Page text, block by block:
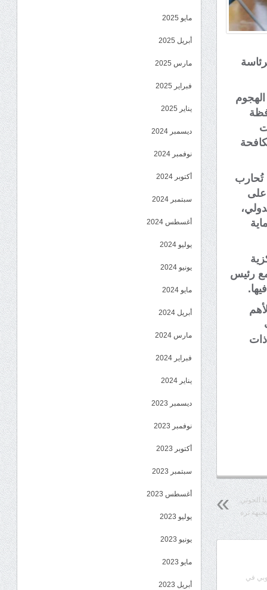
تُحارب
على
مع رئيس
الحوثي
بجبهة ثره
في
مايو 2025
أبريل 2025
مارس 2025
فبراير 2025
يناير 2025
ديسمبر 2024
نوفمبر 2024
أكتوبر 2024
سبتمبر 2024
أغسطس 2024
يوليو 2024
يونيو 2024
مايو 2024
أبريل 2024
مارس 2024
فبراير 2024
يناير 2024
ديسمبر 2023
نوفمبر 2023
أكتوبر 2023
سبتمبر 2023
أغسطس 2023
يوليو 2023
يونيو 2023
مايو 2023
أبريل 2023